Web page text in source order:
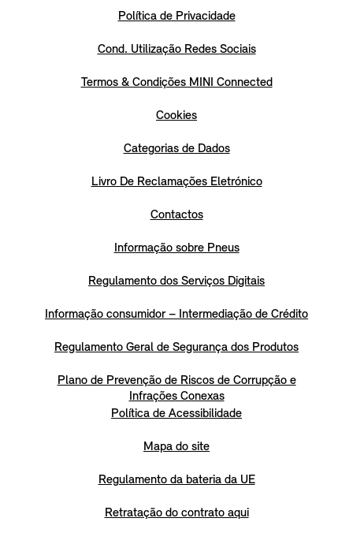
Política de Privacidade
Cond. Utilização Redes Sociais
Termos & Condições MINI Connected
Cookies
Categorias de Dados
Livro De Reclamações Eletrónico
Contactos
Informação sobre Pneus
Regulamento dos Serviços Digitais
Informação consumidor – Intermediação de Crédito
Regulamento Geral de Segurança dos Produtos
Plano de Prevenção de Riscos de Corrupção e
Infrações Conexas
Política de Acessibilidade
Mapa do site
Regulamento da bateria da UE
Retratação do contrato aqui